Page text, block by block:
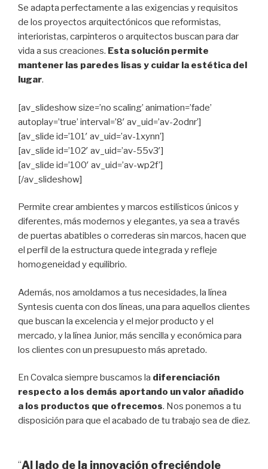
Se adapta perfectamente a las exigencias y requisitos
de los proyectos arquitectónicos que reformistas,
interioristas, carpinteros o arquitectos buscan para dar
vida a sus creaciones. Esta solución permite
mantener las paredes lisas y cuidar la estética del
lugar.
[av_slideshow size=’no scaling’ animation=’fade’
autoplay=’true’ interval=’8′ av_uid=’av-2odnr’]
[av_slide id=’101′ av_uid=’av-1xynn’]
[av_slide id=’102′ av_uid=’av-55v3′]
[av_slide id=’100′ av_uid=’av-wp2f’]
[/av_slideshow]
Permite crear ambientes y marcos estilísticos únicos y
diferentes, más modernos y elegantes, ya sea a través
de puertas abatibles o correderas sin marcos, hacen que
el perfil de la estructura quede integrada y refleje
homogeneidad y equilibrio.
Además, nos amoldamos a tus necesidades, la línea
Syntesis cuenta con dos líneas, una para aquellos clientes
que buscan la excelencia y el mejor producto y el
mercado, y la línea Junior, más sencilla y económica para
los clientes con un presupuesto más apretado.
En Covalca siempre buscamos la diferenciación
respecto a los demás aportando un valor añadido
a los productos que ofrecemos. Nos ponemos a tu
disposición para que el acabado de tu trabajo sea de diez.
“Al lado de la innovación ofreciéndole